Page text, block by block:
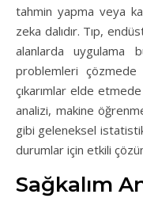
tahmin yapma veya
zeka dalıdır. Tıp,
alanlarda uygulama
problemleri
çıkarımlar elde
analizi, makine
gibi geleneksel
durumlar için etkili
Sağkalım